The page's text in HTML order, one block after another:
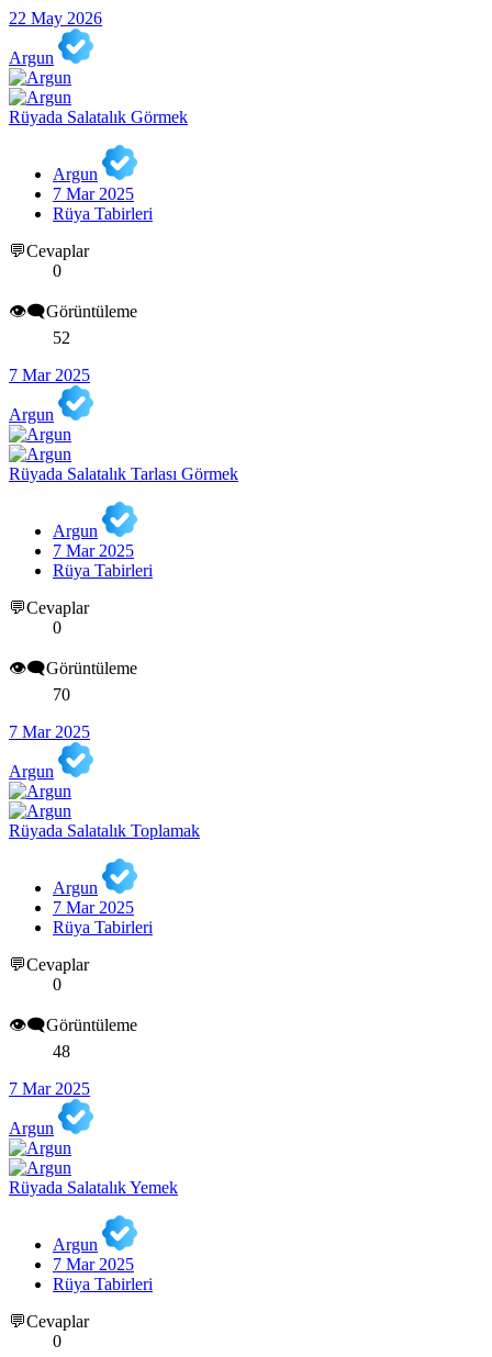
22 May 2026
Argun
Rüyada Salatalık Görmek
Argun
7 Mar 2025
Rüya Tabirleri
💬Cevaplar
0
👁️‍🗨️Görüntüleme
52
7 Mar 2025
Argun
Rüyada Salatalık Tarlası Görmek
Argun
7 Mar 2025
Rüya Tabirleri
💬Cevaplar
0
👁️‍🗨️Görüntüleme
70
7 Mar 2025
Argun
Rüyada Salatalık Toplamak
Argun
7 Mar 2025
Rüya Tabirleri
💬Cevaplar
0
👁️‍🗨️Görüntüleme
48
7 Mar 2025
Argun
Rüyada Salatalık Yemek
Argun
7 Mar 2025
Rüya Tabirleri
💬Cevaplar
0